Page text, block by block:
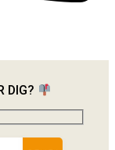
DIG?